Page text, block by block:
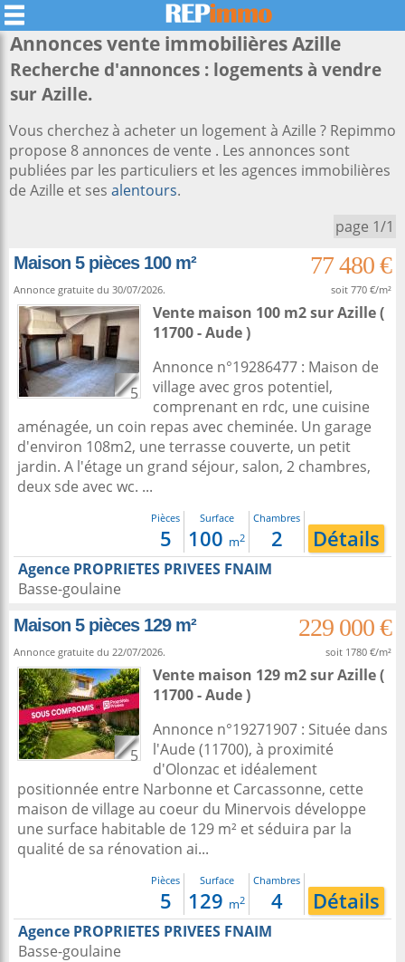
Annonces vente immobilièresAzille
Recherche d'annonces : logements à vendre
sur Azille.
Vous cherchez à acheter un logement à Azille ? Repimmo
propose 8 annonces de vente . Les annonces sont
publiées par les particuliers et les agences immobilières
de Azille et ses alentours.
page 1/1
Maison 5 pièces 100 m²
77 480 €
Annonce gratuite du 30/07/2026. soit 770 €/m²
5
Vente maison 100 m2surAzille(
11700 - Aude )
Annonce n°19286477 : Maison de
village avec gros potentiel,
comprenant en rdc, une cuisine
aménagée, un coin repas avec cheminée. Un garage
d'environ 108m2, une terrasse couverte, un petit
jardin. A l'étage un grand séjour, salon, 2 chambres,
deux sde avec wc. ...
Pièces
5
Surface
100 m2
Chambres
2 Détails
Agence PROPRIETES PRIVEES FNAIM
Basse-goulaine
Maison 5 pièces 129 m²
229 000 €
Annonce gratuite du 22/07/2026. soit 1780 €/m²
5
Vente maison 129 m2surAzille(
11700 - Aude )
Annonce n°19271907 : Située dans
l'Aude (11700), à proximité
d'Olonzac et idéalement
positionnée entre Narbonne et Carcassonne, cette
maison de village au coeur du Minervois développe
une surface habitable de 129 m² et séduira par la
qualité de sa rénovation ai...
Pièces
5
Surface
129 m2
Chambres
4 Détails
Agence PROPRIETES PRIVEES FNAIM
Basse-goulaine